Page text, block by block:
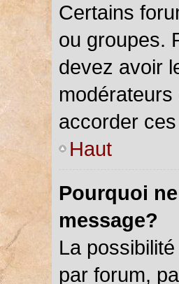
Certains
ou groupes.
devez avoir
accorder
Haut
Pourquoi
message?
La
par forum,